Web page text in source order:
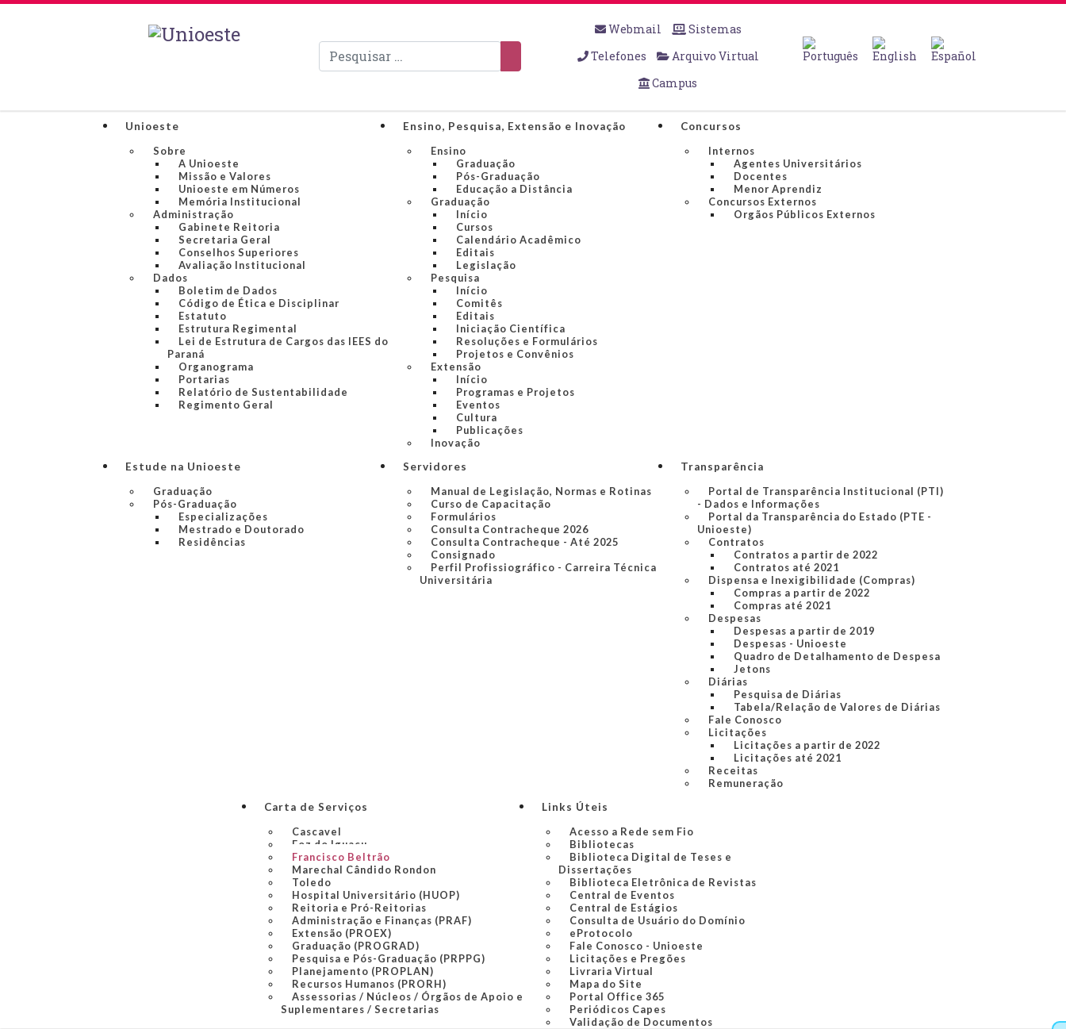
Pesquisar
Webmail
Sistemas
Telefones
Arquivo Virtual
Campus
Unioeste
Sobre
A Unioeste
Missão e Valores
Unioeste em Números
Memória Institucional
Administração
Gabinete Reitoria
Secretaria Geral
Conselhos Superiores
Avaliação Institucional
Dados
Boletim de Dados
Código de Ética e Disciplinar
Estatuto
Estrutura Regimental
Lei de Estrutura de Cargos das IEES do
Paraná
Organograma
Portarias
Relatório de Sustentabilidade
Regimento Geral
Ensino, Pesquisa, Extensão e Inovação
Ensino
Graduação
Pós-Graduação
Educação a Distância
Graduação
Início
Cursos
Calendário Acadêmico
Editais
Legislação
Pesquisa
Início
Comitês
Editais
Iniciação Científica
Resoluções e Formulários
Projetos e Convênios
Extensão
Início
Programas e Projetos
Eventos
Cultura
Publicações
Inovação
Concursos
Internos
Agentes Universitários
Docentes
Menor Aprendiz
Concursos Externos
Orgãos Públicos Externos
Estude na Unioeste
Graduação
Pós-Graduação
Especializações
Mestrado e Doutorado
Residências
Servidores
Manual de Legislação, Normas e Rotinas
Curso de Capacitação
Formulários
Consulta Contracheque 2026
Consulta Contracheque - Até 2025
Consignado
Perfil Profissiográfico - Carreira Técnica
Universitária
Transparência
Portal de Transparência Institucional (PTI)
- Dados e Informações
Portal da Transparência do Estado (PTE -
Unioeste)
Contratos
Contratos a partir de 2022
Contratos até 2021
Dispensa e Inexigibilidade (Compras)
Compras a partir de 2022
Compras até 2021
Despesas
Despesas a partir de 2019
Despesas - Unioeste
Quadro de Detalhamento de Despesa
Jetons
Diárias
Pesquisa de Diárias
Tabela/Relação de Valores de Diárias
Fale Conosco
Licitações
Licitações a partir de 2022
Licitações até 2021
Receitas
Remuneração
Carta de Serviços
Cascavel
Foz do Iguaçu
Francisco Beltrão
Marechal Cândido Rondon
Toledo
Hospital Universitário (HUOP)
Reitoria e Pró-Reitorias
Administração e Finanças (PRAF)
Extensão (PROEX)
Graduação (PROGRAD)
Pesquisa e Pós-Graduação (PRPPG)
Planejamento (PROPLAN)
Recursos Humanos (PRORH)
Assessorias / Núcleos / Órgãos de Apoio e
Suplementares / Secretarias
Links Úteis
Acesso a Rede sem Fio
Bibliotecas
Biblioteca Digital de Teses e
Dissertações
Biblioteca Eletrônica de Revistas
Central de Eventos
Central de Estágios
Consulta de Usuário do Domínio
eProtocolo
Fale Conosco - Unioeste
Licitações e Pregões
Livraria Virtual
Mapa do Site
Portal Office 365
Periódicos Capes
Validação de Documentos